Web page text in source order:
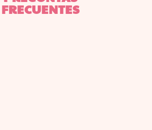
FRECUENTES